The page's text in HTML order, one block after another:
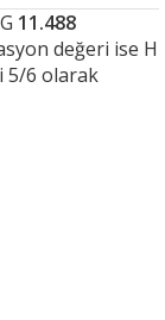
11.488
değeri ise H
5/6 olarak